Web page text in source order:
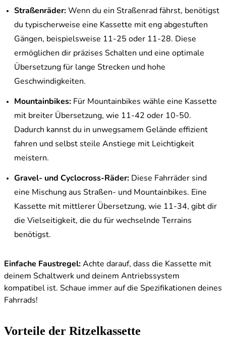
Straßenräder: Wenn du ein Straßenrad fährst, benötigst
du typischerweise eine Kassette mit eng abgestuften
Gängen, beispielsweise 11-25 oder 11-28. Diese
ermöglichen dir präzises Schalten und eine optimale
Übersetzung für lange Strecken und hohe
Geschwindigkeiten.
Mountainbikes: Für Mountainbikes wähle eine Kassette
mit breiter Übersetzung, wie 11-42 oder 10-50.
Dadurch kannst du in unwegsamem Gelände effizient
fahren und selbst steile Anstiege mit Leichtigkeit
meistern.
Gravel- und Cyclocross-Räder: Diese Fahrräder sind
eine Mischung aus Straßen- und Mountainbikes. Eine
Kassette mit mittlerer Übersetzung, wie 11-34, gibt dir
die Vielseitigkeit, die du für wechselnde Terrains
benötigst.
Einfache Faustregel: Achte darauf, dass die Kassette mit
deinem Schaltwerk und deinem Antriebssystem
kompatibel ist. Schaue immer auf die Spezifikationen deines
Fahrrads!
Vorteile der Ritzelkassette